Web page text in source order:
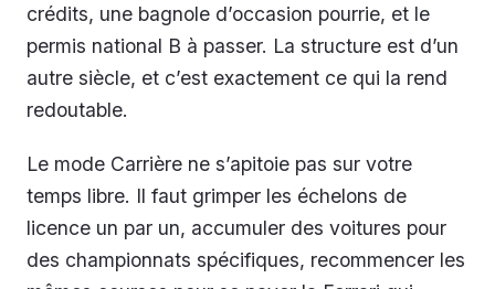
crédits, une bagnole d’occasion pourrie, et le
permis national B à passer. La structure est d’un
autre siècle, et c’est exactement ce qui la rend
redoutable.
Le mode Carrière ne s’apitoie pas sur votre
temps libre. Il faut grimper les échelons de
licence un par un, accumuler des voitures pour
des championnats spécifiques, recommencer les